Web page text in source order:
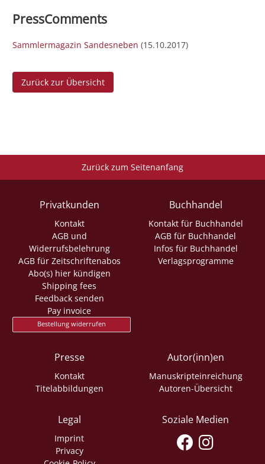
PressComments
Sammlermagazin Sandesneben (15.10.2017)
Zurück zur Übersicht
Zurück zum Seitenanfang
Privatkunden
Kontakt
AGB und
Widerrufsbelehrung
AGB für Zeitschriftenabos
Abo(s) hier kündigen
Shipping fees
Feedback senden
Pay invoice
Bestellung widerrufen
Buchhandel
Kontakt für Buchhandel
AGB für Buchhandel
Infos für Buchhandel
Verlagsprogramme
Presse
Kontakt
Titelabbildungen
Autor(inn)en
Manuskripteinreichung
Autoren-Übersicht
Legal
Imprint
Privacy
Soziale Medien